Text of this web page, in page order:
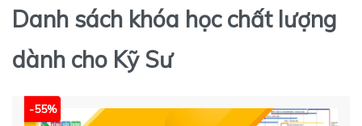
Danh sách khóa học chất lượng
dành cho Kỹ Sư
-55%